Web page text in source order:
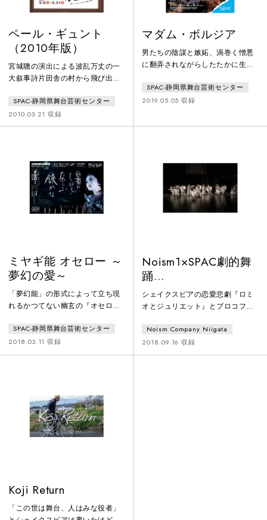
ペール・ギュント
（2010年版）
宮城聰の演出による波乱万丈の一
大叙事詩片田舎の村から飛び出し
貿易商として世界中を駆け回
る……ノルウェー民話を素材とす
るこの荒唐無稽な物語が書かれた
ールと明治期の日本を重ねあわ
せ、『ペール・ギュント』を「日
本」という国のアイデンティティ
の話へと読み替えました。舞台に
散りばめられた日本的な意匠の
SPAC-静岡県舞台芸術センター
2010.03.21 収録
マダム・ボルジア
男たちの陰謀と嫉妬、渦巻く憎悪
に翻弄されながらしたたかに生き
アに実在し、かのヴィクトル・ユ
ゴーが描いた稀代の悪女、ルクレ
とも厭わない鬼女の顔に、生き別
も同時期の日本、すなわち戦国時
代後期に置き替えました。舞台は
駿府城公園、群雄割拠の戦乱を逞
しく生きる
SPAC-静岡県舞台芸術センター
2019.05.05 収録
ミヤギ能 オセロー ～
夢幻の愛～
「夢幻能」の形式によって立ち現
れるかつてない幽玄の『オセロ
つ『オセロー』。黒い肌の傭兵将
軍オセローが、部下の姦計から猜
疑と嫉妬に狂った末、最愛の妻を
を、宮城聰は「夢幻能」の形式を
用い、オセローに殺された妻デズ
デモーナの側から描くことで、痛
切な「愛の物語」へと昇華させま
SPAC-静岡県舞台芸術センター
2018.03.11 収録
Noism1×SPAC劇的舞
踊
vol.4『
シェイクスピアの恋愛悲劇『ロミ
オとジュリエット』とプロコフィ
創作の劇的舞踊『ROMEO＆
JULIETS』。Noismの舞踊家に加え
てSPAC-静岡県舞台芸術センター
Noism Company Niigata
2018.09.16 収録
Koji Return
「この世は舞台、人はみな役者」